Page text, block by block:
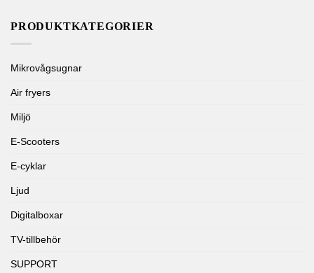
PRODUKTKATEGORIER
Mikrovågsugnar
Air fryers
Miljö
E-Scooters
E-cyklar
Ljud
Digitalboxar
TV-tillbehör
SUPPORT